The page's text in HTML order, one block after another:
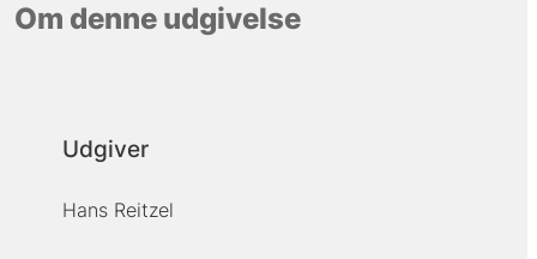
Om denne udgivelse
Udgiver
Hans Reitzel